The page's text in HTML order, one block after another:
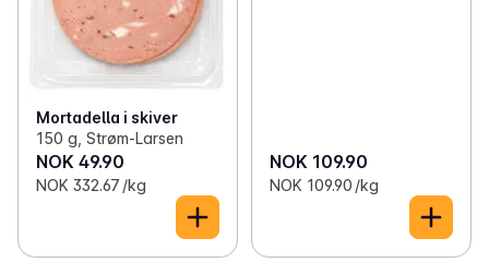
Mortadella i skiver
150 g, Strøm-Larsen
NOK 49.90
NOK 332.67 /kg
NOK 109.90
NOK 109.90 /kg